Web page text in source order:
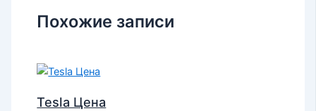
Похожие записи
Tesla Цена